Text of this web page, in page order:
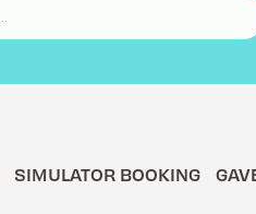
SIMULATOR BOOKING